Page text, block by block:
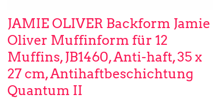
JAMIE OLIVER Backform Jamie
Oliver Muffinform für 12
Muffins, JB1460, Anti-haft, 35 x
27 cm, Antihaftbeschichtung
Quantum II